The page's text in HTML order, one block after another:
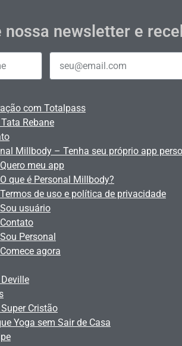
nossa newsletter e
com Totalpass
Rebane
Millbody – Tenha seu próprio app
Quero meu app
O que é Personal Millbody?
Termos de uso e política de privacidade
Sou usuário
Contato
Sou Personal
Comece agora
Cristão
Yoga sem Sair de Casa